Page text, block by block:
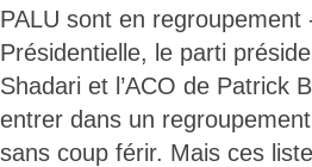
PALU sont en
Présidentielle, le parti
Shadari et l’ACO de Patrick
entrer dans un
sans coup férir. Mais ces